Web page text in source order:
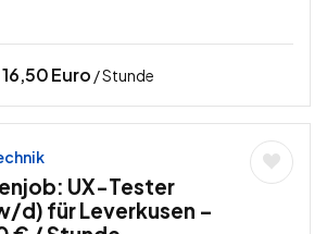
16,50Euro / Stunde
UX-Tester
d) für Leverkusen –